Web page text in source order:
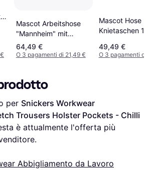
Mascot Arbeitshose
"Mannheim" mit
Kniepolstertaschen in
Schwarz 82C51
64,49 €
O 3 pagamenti di 21,49 €
Mascot Hose
Knietaschen
49,49 €
O 3 pagamenti di
per Snickers Workwear
Trousers Holster Pockets - Chilli
è attualmente l'offerta più
Abbigliamento da Lavoro